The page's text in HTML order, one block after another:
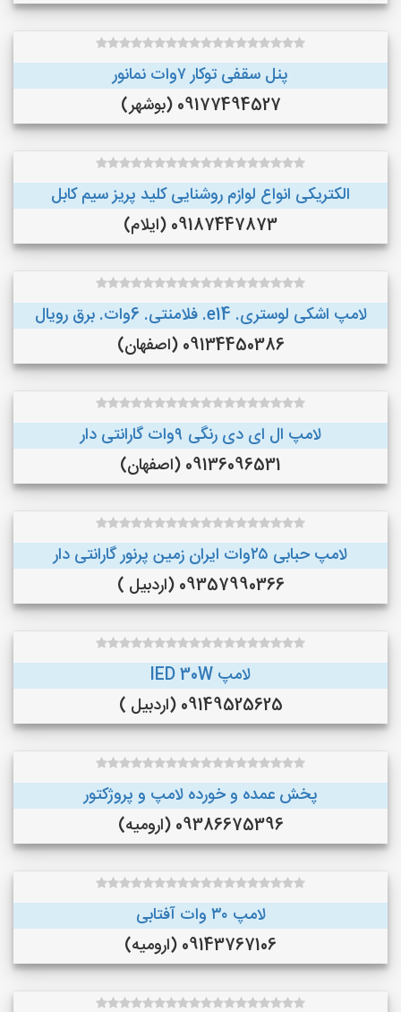
پنل سقفی توکار ۷وات نمانور
09177494527 (بوشهر)
الکتریکی انواع لوازم روشنایی کلید پریز سیم کابل
09187447873 (ایلام)
لامپ اشکی لوستری. e14. فلامنتی. 6وات. برق رویال
09134450386 (اصفهان)
لامپ ال ای دی رنگی ۹وات گارانتی دار
09136096531 (اصفهان)
لامپ حبابی ۲۵وات ایران زمین پرنور گارانتی دار
09357990366 (اردبیل )
لامپ lED 30W
09149525625 (اردبیل )
پخش عمده و خورده لامپ و پروژکتور
09386675396 (ارومیه)
لامپ ۳۰ وات آفتابی
09143767106 (ارومیه)